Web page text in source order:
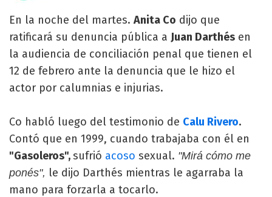
En la noche del martes. Anita Co dijo que
ratificará su denuncia pública a Juan Darthés en
la audiencia de conciliación penal que tienen el
12 de febrero ante la denuncia que le hizo el
actor por calumnias e injurias.
Co habló luego del testimonio de Calu Rivero.
Contó que en 1999, cuando trabajaba con él en
"Gasoleros",sufrió acoso sexual. "Mirá cómo me
ponés", le dijo Darthés mientras le agarraba la
mano para forzarla a tocarlo.